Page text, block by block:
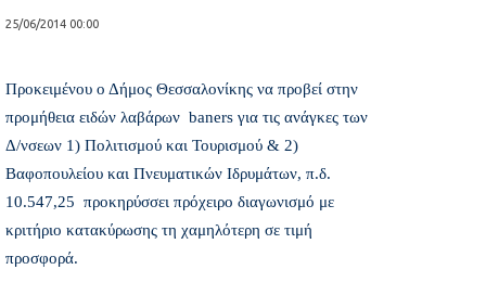
25/06/2014 00:00
Προκειμένου ο Δήμος Θεσσαλονίκης να προβεί στην
προμήθεια ειδών λαβάρων  baners για τις ανάγκες των
Δ/νσεων 1) Πολιτισμού και Τουρισμού & 2)
Βαφοπουλείου και Πνευματικών Ιδρυμάτων, π.δ.
10.547,25  προκηρύσσει πρόχειρο διαγωνισμό με
κριτήριο κατακύρωσης τη χαμηλότερη σε τιμή
προσφορά.